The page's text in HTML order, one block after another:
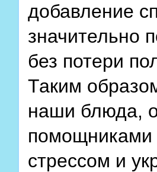
добавление
значительно
без потери
Таким
наши блюда,
помощниками
стрессом и